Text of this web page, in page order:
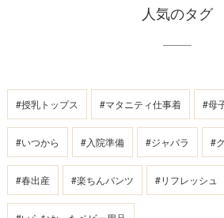
人気のタグ
#授乳トップス #マタニティ仕事着 #母
#いつから #入院準備 #ジャバラ #
#春出産 #楽ちんパンツ #リフレッシュ